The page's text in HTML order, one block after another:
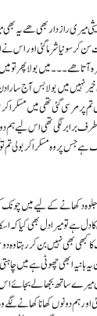
قریشی میری راز دار بھی
سونیا شرما گئی اور اس نے
آتا ھے ۔ ۔ ۔ میں بولا پھر
نہیں میں بولا بس آج
مر سی گئی تھی میں مسکرا
برابر لگی تھی اس لیے
ہے جس پر وہ مسکرا کر
کے لیے میں چونک کر
کا دل ہے تو میرا دل بھی
کبھی بھی نہیں بن کر رہتا
یہ بانیہ ابھی چھوٹی ہے
ساتھ بجھا لے بجائے اس
دونوں کھانا کھانے لگے